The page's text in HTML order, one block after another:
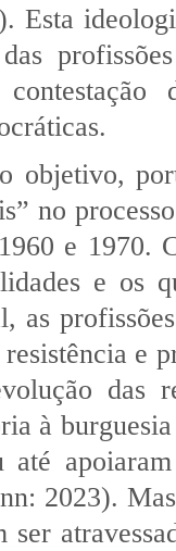
Esta
objetivo,
no
e 1970.
e os
as
e
das
à
2023).
ser